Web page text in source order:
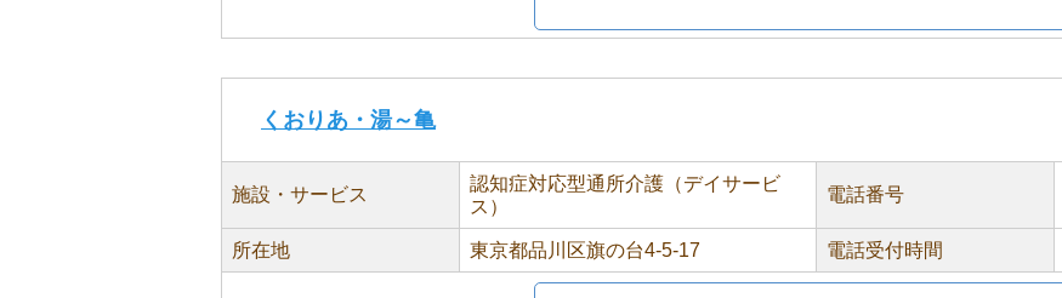
くおりあ・湯～亀
施設・サービス
認知症対応型通所介護（デイサービ
ス）
電話番号
所在地 東京都品川区旗の台4-5-17 電話受付時間